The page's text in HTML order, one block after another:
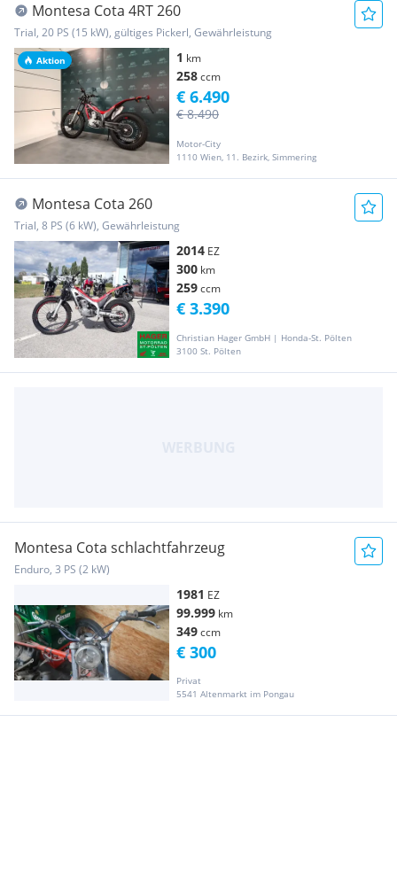
Aktion
Montesa Cota 4RT 260
Trial, 20 PS (15 kW), gültiges Pickerl, Gewährleistung
1 km
258ccm
Motor-City
1110 Wien, 11. Bezirk, Simmering
€ 8.490
€ 6.490
Montesa Cota 260
Trial, 8 PS (6 kW), Gewährleistung
2014 EZ
300 km
259ccm
Christian Hager GmbH | Honda-St. Pölten
3100 St. Pölten
€ 3.390
Montesa Cota schlachtfahrzeug
Enduro, 3 PS (2 kW)
1981 EZ
99.999 km
349ccm
Privat
5541 Altenmarkt im Pongau
€ 300